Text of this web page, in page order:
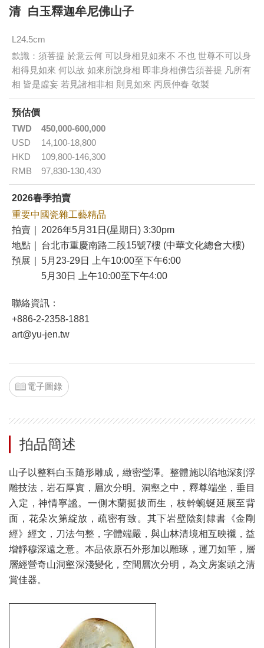
清 白玉釋迦牟尼佛山子
L24.5cm
款識：須菩提 於意云何 可以身相見如來不 不也 世尊不可以身
相得見如來 何以故 如來所說身相 即非身相佛告須菩提 凡所有
相 皆是虛妄 若見諸相非相 則見如來 丙辰仲春 敬製
預估價
TWD
450,000-600,000
USD
14,100-18,800
HKD
109,800-146,300
RMB
97,830-130,430
2026春季拍賣
重要中國瓷雜工藝精品
拍賣｜
2026年5月31日(星期日) 3:30pm
地點｜
台北市重慶南路二段15號7樓 (中華文化總會大樓)
預展｜
5月23-29日 上午10:00至下午6:00
5月30日 上午10:00至下午4:00
聯絡資訊：
+886-2-2358-1881
art@yu-jen.tw
電子圖錄
拍品簡述
山子以整料白玉隨形雕成，緻密瑩澤。整體施以陷地深刻浮
雕技法，岩石厚實，層次分明。洞壑之中，釋尊端坐，垂目
入定，神情寧謐。一側木蘭挺拔而生，枝幹蜿蜒延展至背
面，花朵次第綻放，疏密有致。其下岩壁陰刻隸書《金剛
經》經文，刀法勻整，字體端嚴，與山林清境相互映襯，益
增靜穆深遠之意。本品依原石外形加以雕琢，運刀如筆，層
層經營奇山洞壑深淺變化，空間層次分明，為文房案頭之清
賞佳器。